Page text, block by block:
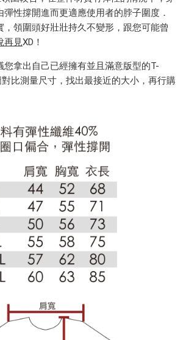
性撐開進而更適應使用者的脖子圍度．
，領圍頭好壯壯持久不變形，跟您可能曾
再見XD！
您拿出自己已經擁有並且滿意版型的T-
比測量尺寸，找出最接近的大小，再行購